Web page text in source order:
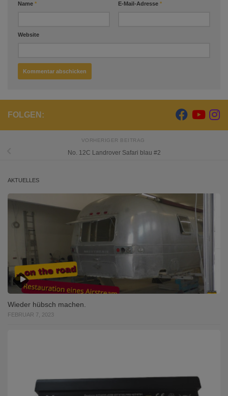
Name * E-Mail-Adresse *
Website
FOLGEN:
VORHERIGER BEITRAG
No. 12C Landrover Safari blau #2
AKTUELLES
Wieder hübsch machen.
FEBRUAR 7, 2023